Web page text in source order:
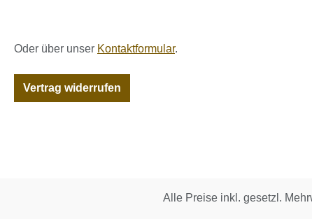
Oder über unser Kontaktformular.
Vertrag widerrufen
Alle Preise inkl. gesetzl.